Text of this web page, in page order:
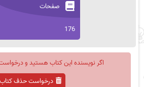
صفحات
176
اگر نویسنده این کتاب هستید و
درخواست حذف کتاب